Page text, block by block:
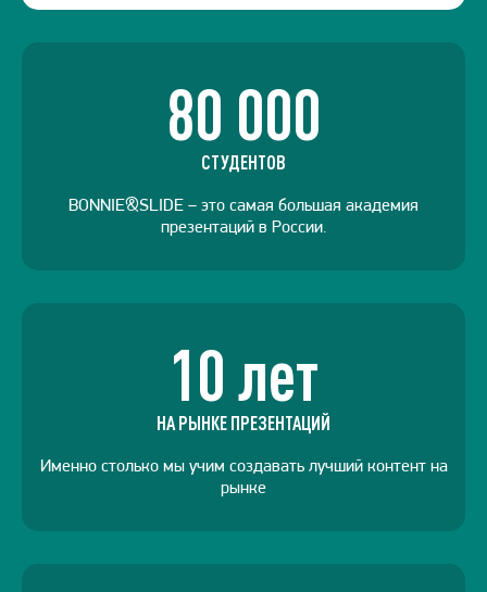
80 000
СТУДЕНТОВ
BONNIE&SLIDE – это самая большая академия
презентаций в России.
10 лет
НА РЫНКЕ ПРЕЗЕНТАЦИЙ
Именно столько мы учим создавать лучший контент на
рынке